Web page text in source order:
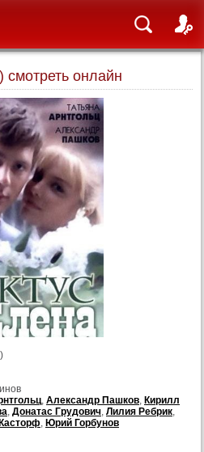
смотреть онлайн
, Александр Пашков, Кирилл
, Донатас Грудович, Лилия Ребрик,
, Юрий Горбунов